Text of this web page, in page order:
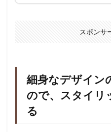
スポンサ
細身なデザイン
ので、スタイリ
る